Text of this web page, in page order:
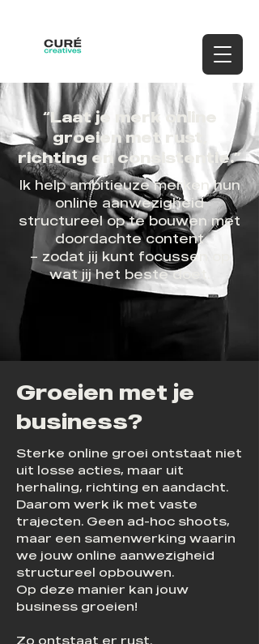
“Laat je merk online
groeien met rust,
richting en consistentie.”​
Ik help ambitieuze merken hun
online aanwezigheid
structureel op te bouwen met
doordachte content
– zodat jij kunt focussen op
wat jij het beste doet.
Groeien met je
business?
Sterke online groei ontstaat niet
uit losse acties, maar uit
herhaling, richting en aandacht.
Daarom werk ik met vaste
trajecten. Geen ad-hoc shoots,
maar een samenwerking waarin
we jouw online aanwezigheid
structureel opbouwen.
Op deze manier kan jouw
business groeien!
Zo ontstaat er rust.